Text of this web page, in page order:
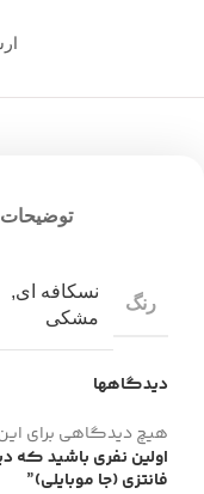
رنگ
نسکافه ای,
مشکی
دیدگاهها
هیچ دیدگاهی برای
اولین نفری باشید که
فانتزی (جا موبایلی)”